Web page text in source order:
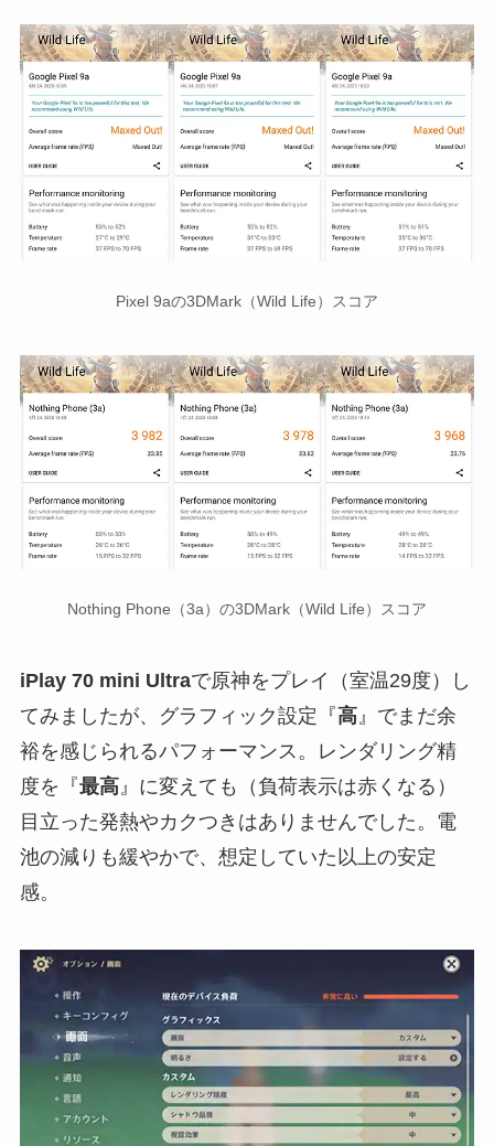
Pixel 9aの3DMark（Wild Life）スコア
Nothing Phone（3a）の3DMark（Wild Life）スコア
iPlay 70 mini Ultraで原神をプレイ（室温29度）し
てみましたが、グラフィック設定『高』でまだ余
裕を感じられるパフォーマンス。レンダリング精
度を『最高』に変えても（負荷表示は赤くなる）
目立った発熱やカクつきはありませんでした。電
池の減りも緩やかで、想定していた以上の安定
感。